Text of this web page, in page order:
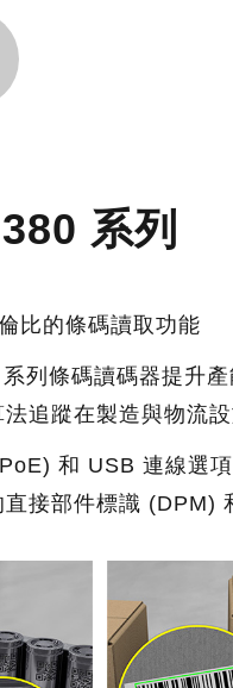
系列
比的條碼讀取功能
系列條碼讀碼器提升
追蹤在製造與物流設
和 USB 連線選
接部件標識 (DPM)